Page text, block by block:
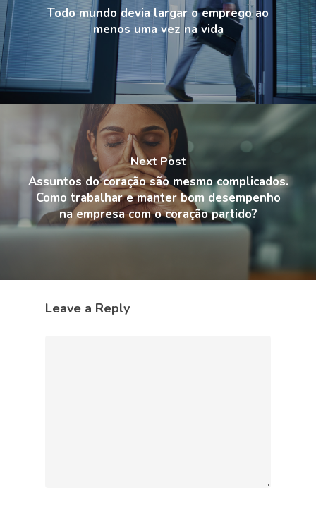
Todo mundo devia largar o emprego ao
menos uma vez na vida
Next Post
Assuntos do coração são mesmo complicados.
Como trabalhar e manter bom desempenho
na empresa com o coração partido?
Leave a Reply